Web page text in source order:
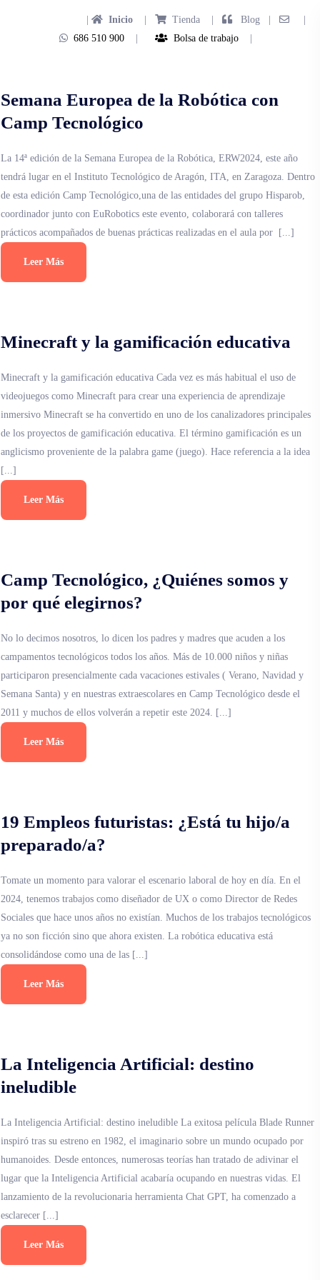
Inicio Tienda Blog |
686 510 900
Bolsa de trabajo
Semana Europea de la Robótica con
Camp Tecnológico
La 14ª edición de la Semana Europea de la Robótica, ERW2024, este año
tendrá lugar en el Instituto Tecnológico de Aragón, ITA, en Zaragoza. Dentro
de esta edición Camp Tecnológico,una de las entidades del grupo Hisparob,
coordinador junto con EuRobotics este evento, colaborará con talleres
prácticos acompañados de buenas prácticas realizadas en el aula por [...]
Leer Más
Minecraft y la gamificación educativa
Minecraft y la gamificación educativa Cada vez es más habitual el uso de
videojuegos como Minecraft para crear una experiencia de aprendizaje
inmersivo Minecraft se ha convertido en uno de los canalizadores principales
de los proyectos de gamificación educativa. El término gamificación es un
anglicismo proveniente de la palabra game (juego). Hace referencia a la idea
[...]
Leer Más
Camp Tecnológico, ¿Quiénes somos y
por qué elegirnos?
No lo decimos nosotros, lo dicen los padres y madres que acuden a los
campamentos tecnológicos todos los años. Más de 10.000 niños y niñas
participaron presencialmente cada vacaciones estivales ( Verano, Navidad y
Semana Santa) y en nuestras extraescolares en Camp Tecnológico desde el
2011 y muchos de ellos volverán a repetir este 2024. [...]
Leer Más
19 Empleos futuristas: ¿Está tu hijo/a
preparado/a?
Tomate un momento para valorar el escenario laboral de hoy en día. En el
2024, tenemos trabajos como diseñador de UX o como Director de Redes
Sociales que hace unos años no existían. Muchos de los trabajos tecnológicos
ya no son ficción sino que ahora existen. La robótica educativa está
consolidándose como una de las [...]
Leer Más
La Inteligencia Artificial: destino
ineludible
La Inteligencia Artificial: destino ineludible La exitosa película Blade Runner
inspiró tras su estreno en 1982, el imaginario sobre un mundo ocupado por
humanoides. Desde entonces, numerosas teorías han tratado de adivinar el
lugar que la Inteligencia Artificial acabaría ocupando en nuestras vidas. El
lanzamiento de la revolucionaria herramienta Chat GPT, ha comenzado a
esclarecer [...]
Leer Más